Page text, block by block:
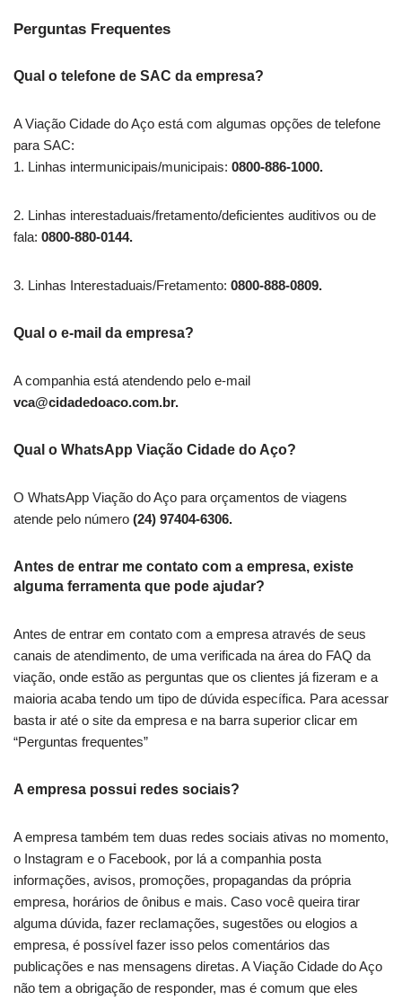
Perguntas Frequentes
Qual o telefone de SAC da empresa?
A Viação Cidade do Aço está com algumas opções de telefone
para SAC:
1. Linhas intermunicipais/municipais: 0800-886-1000.
2. Linhas interestaduais/fretamento/deficientes auditivos ou de
fala: 0800-880-0144.
3. Linhas Interestaduais/Fretamento: 0800-888-0809.
Qual o e-mail da empresa?
A companhia está atendendo pelo e-mail
vca@cidadedoaco.com.br.
Qual o WhatsApp Viação Cidade do Aço?
O WhatsApp Viação do Aço para orçamentos de viagens
atende pelo número (24) 97404-6306.
Antes de entrar me contato com a empresa, existe
alguma ferramenta que pode ajudar?
Antes de entrar em contato com a empresa através de seus
canais de atendimento, de uma verificada na área do FAQ da
viação, onde estão as perguntas que os clientes já fizeram e a
maioria acaba tendo um tipo de dúvida específica. Para acessar
basta ir até o site da empresa e na barra superior clicar em
“Perguntas frequentes”
A empresa possui redes sociais?
A empresa também tem duas redes sociais ativas no momento,
o Instagram e o Facebook, por lá a companhia posta
informações, avisos, promoções, propagandas da própria
empresa, horários de ônibus e mais. Caso você queira tirar
alguma dúvida, fazer reclamações, sugestões ou elogios a
empresa, é possível fazer isso pelos comentários das
publicações e nas mensagens diretas. A Viação Cidade do Aço
não tem a obrigação de responder, mas é comum que eles